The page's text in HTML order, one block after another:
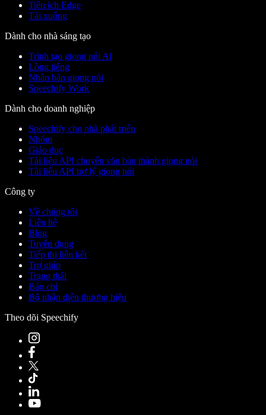
Tiện ích Edge
Tải xuống
Dành cho nhà sáng tạo
Trình tạo giọng nói AI
Lồng tiếng
Nhân bản giọng nói
Speechify Work
Dành cho doanh nghiệp
Speechify cho nhà phát triển
Nhóm
Giáo dục
Tài liệu API chuyển văn bản thành giọng nói
Tài liệu API trợ lý giọng nói
Công ty
Về chúng tôi
Liên hệ
Blog
Tuyển dụng
Tiếp thị liên kết
Trợ giúp
Trạng thái
Báo chí
Bộ nhận diện thương hiệu
Theo dõi Speechify